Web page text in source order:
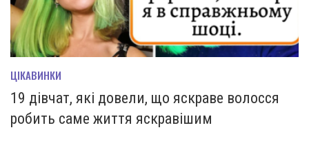
ЦІКАВИНКИ
19 дівчат, які довели, що яскраве волосся
робить саме життя яскравішим